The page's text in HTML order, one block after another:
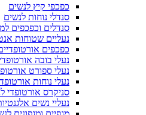
כפכפי קיץ לנשים
סנדלי נוחות לנשים
סנדלים וכפכפים
נעליים שטוחות
כפכפים
נעלי בובה
נעלי ספורט
נעלי נוחות
סניקרס אורטופדי
נעליי נשים